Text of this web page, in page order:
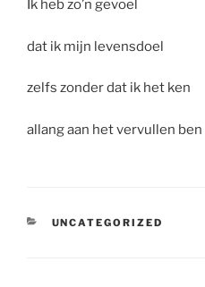
Ik heb zo’n gevoel
dat ik mijn levensdoel
zelfs zonder dat ik het ken
allang aan het vervullen ben
CATEGORIEËN
UNCATEGORIZED